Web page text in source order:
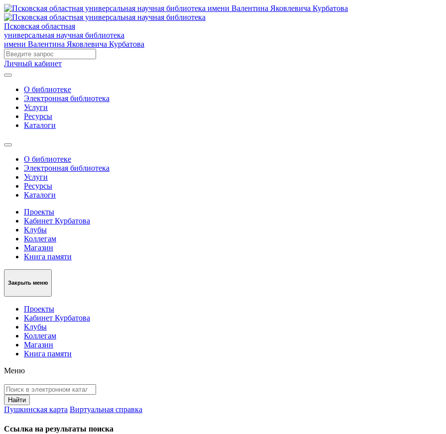
Псковская областная
универсальная научная библиотека
имени Валентина Яковлевича Курбатова
Личный кабинет
О библиотеке
Электронная библиотека
Услуги
Ресурсы
Каталоги
О библиотеке
Электронная библиотека
Услуги
Ресурсы
Каталоги
Проекты
Кабинет Курбатова
Клубы
Коллегам
Магазин
Книга памяти
Закрыть меню
Проекты
Кабинет Курбатова
Клубы
Коллегам
Магазин
Книга памяти
Меню
Пушкинская карта Виртуальная справка
Ссылка на результаты поиска